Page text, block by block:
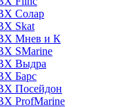
Солар
Skat
Мнев и К
SMarine
Выдра
Барс
Посейдон
ProfMarine